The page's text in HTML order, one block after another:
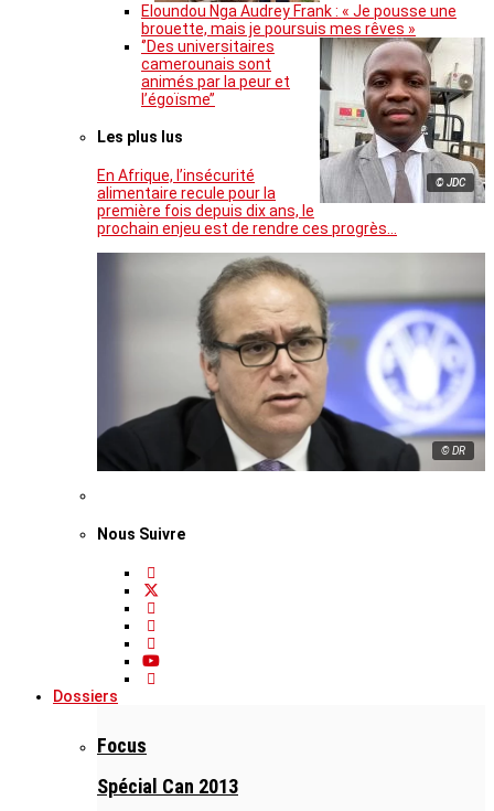
Eloundou Nga Audrey Frank : « Je pousse une
brouette, mais je poursuis mes rêves »
© JDC
‘’Des universitaires
camerounais sont
animés par la peur et
l’égoïsme’’
Les plus lus
En Afrique, l’insécurité
alimentaire recule pour la
première fois depuis dix ans, le
prochain enjeu est de rendre ces progrès…
© DR
Nous Suivre
Dossiers
Focus
Spécial Can 2013